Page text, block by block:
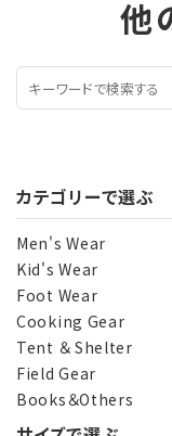
他
カテゴリーで選ぶ
Men's Wear
Kid's Wear
Foot Wear
Cooking Gear
Tent ＆ Shelter
Field Gear
Books＆Others